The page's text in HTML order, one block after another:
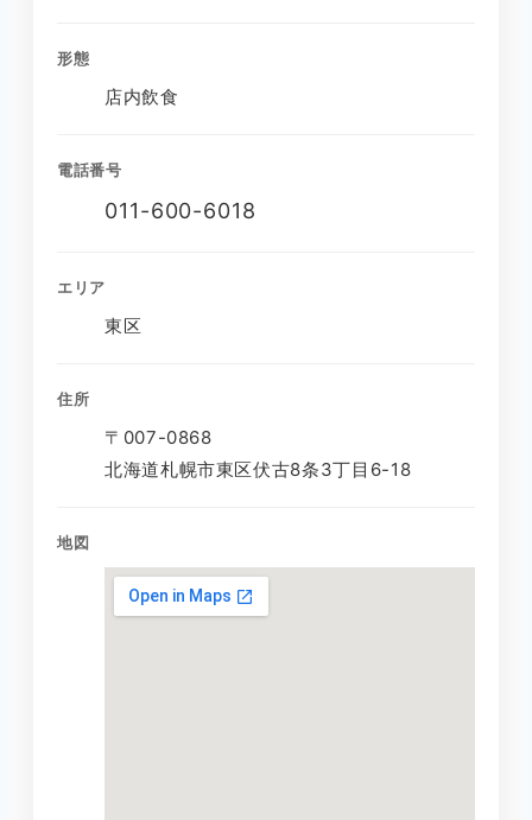
形態
店内飲食
電話番号
011-600-6018
エリア
東区
住所
〒007-0868
北海道札幌市東区伏古8条3丁目6-18
地図